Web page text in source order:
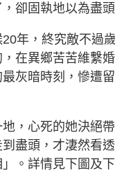
卻固執地以為盡頭
20年，終究敵不過
在異鄉苦苦維繫
灰暗時刻，慘遭
，心死的她決絕
盡頭，才淒然看
。詳情見下圖及下